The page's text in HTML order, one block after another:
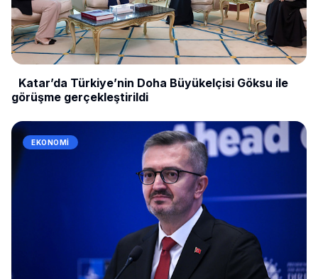
Katar’da Türkiye’nin Doha Büyükelçisi Göksu ile
görüşme gerçekleştirildi
EKONOMI